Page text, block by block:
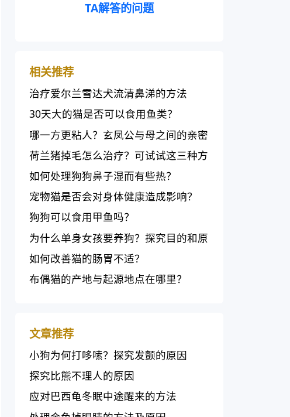
TA解答的问题
相关推荐
治疗爱尔兰雪达犬流清鼻涕的方法
30天大的猫是否可以食用鱼类？
哪一方更粘人？玄凤公与母之间的亲密
关系
荷兰猪掉毛怎么治疗？可试试这三种方
法
如何处理狗狗鼻子湿而有些热？
宠物猫是否会对身体健康造成影响？
狗狗可以食用甲鱼吗？
为什么单身女孩要养狗？探究目的和原
因
如何改善猫的肠胃不适？
布偶猫的产地与起源地点在哪里？
文章推荐
小狗为何打哆嗦？探究发颤的原因
探究比熊不理人的原因
应对巴西龟冬眠中途醒来的方法